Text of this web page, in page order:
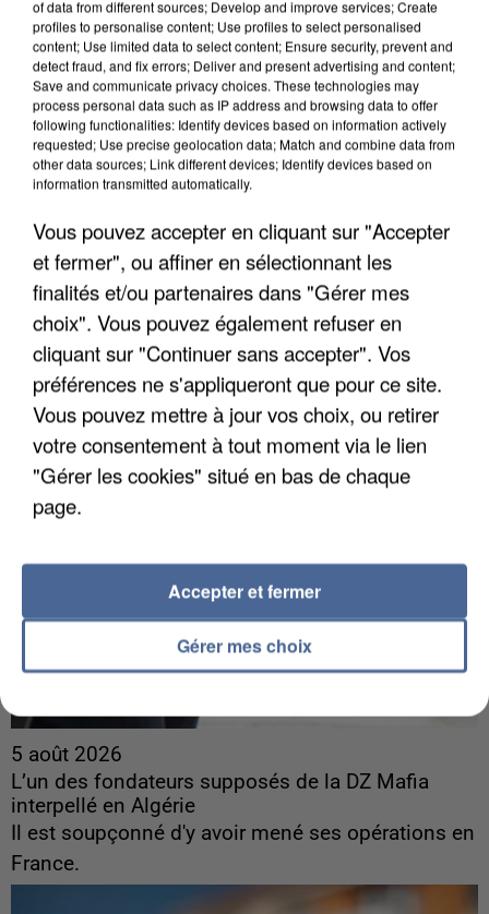
6 août 2026
Une touriste de l’Oise emportée par une coulée de
boue en Haute-Savoie
Son corps a été retrouvé à cinq kilomètres de là.
5 août 2026
L’un des fondateurs supposés de la DZ Mafia
interpellé en Algérie
Il est soupçonné d'y avoir mené ses opérations en
France.
of data from different sources; Develop and improve services; Create
profiles to personalise content; Use profiles to select personalised
content; Use limited data to select content; Ensure security, prevent and
detect fraud, and fix errors; Deliver and present advertising and content;
Save and communicate privacy choices. These technologies may
process personal data such as IP address and browsing data to offer
following functionalities: Identify devices based on information actively
requested; Use precise geolocation data; Match and combine data from
other data sources; Link different devices; Identify devices based on
information transmitted automatically.
Vous pouvez accepter en cliquant sur "Accepter
et fermer", ou affiner en sélectionnant les
finalités et/ou partenaires dans "Gérer mes
choix". Vous pouvez également refuser en
cliquant sur "Continuer sans accepter". Vos
préférences ne s'appliqueront que pour ce site.
Vous pouvez mettre à jour vos choix, ou retirer
votre consentement à tout moment via le lien
"Gérer les cookies" situé en bas de chaque
page.
Gérer mes choix
Accepter et fermer